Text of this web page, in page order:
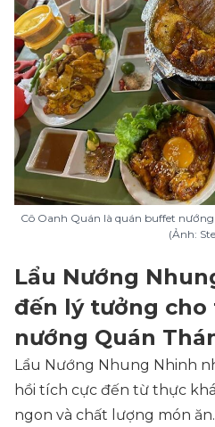
Cô Oanh Quán là quán buffet
(Ảnh:
Lẩu Nướng
đến lý tưởng cho
nướng Quán
Lẩu Nướng Nhung Nhinh
hồi tích cực đến từ thực
ngon và chất lượng món